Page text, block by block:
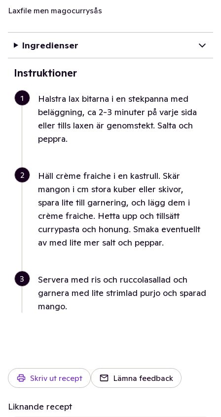
Laxfile men magocurrysås
Ingredienser
Instruktioner
1
Halstra lax bitarna i en stekpanna med
beläggning, ca 2-3 minuter på varje sida
eller tills laxen är genomstekt. Salta och
peppra.
2
Häll crème fraiche i en kastrull. Skär
mangon i cm stora kuber eller skivor,
spara lite till garnering, och lägg dem i
crème fraiche. Hetta upp och tillsätt
currypasta och honung. Smaka eventuellt
av med lite mer salt och peppar.
3
Servera med ris och ruccolasallad och
garnera med lite strimlad purjo och sparad
mango.
Skriv ut recept Lämna feedback
Liknande recept